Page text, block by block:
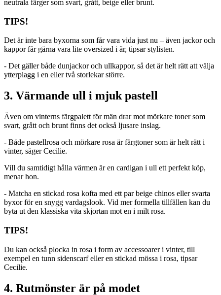
neutrala färger som svart, grått, beige eller brunt.
TIPS!
Det är inte bara byxorna som får vara vida just nu – även jackor och
kappor får gärna vara lite oversized i år, tipsar stylisten.
- Det gäller både dunjackor och ullkappor, så det är helt rätt att välja
ytterplagg i en eller två storlekar större.
3. Värmande ull i mjuk pastell
Även om vinterns färgpalett för män drar mot mörkare toner som
svart, grått och brunt finns det också ljusare inslag.
- Både pastellrosa och mörkare rosa är färgtoner som är helt rätt i
vinter, säger Cecilie.
Vill du samtidigt hålla värmen är en cardigan i ull ett perfekt köp,
menar hon.
- Matcha en stickad rosa kofta med ett par beige chinos eller svarta
byxor för en snygg vardagslook. Vid mer formella tillfällen kan du
byta ut den klassiska vita skjortan mot en i milt rosa.
TIPS!
Du kan också plocka in rosa i form av accessoarer i vinter, till
exempel en tunn sidenscarf eller en stickad mössa i rosa, tipsar
Cecilie.
4. Rutmönster är på modet